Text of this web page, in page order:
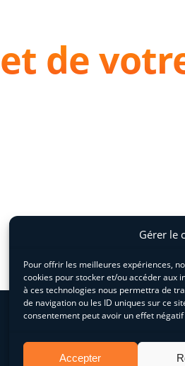
Gérer le
Pour offrir les meilleures expériences,
cookies pour stocker et/ou accéder aux
à ces technologies nous permettra de
de navigation ou les ID uniques sur ce
consentement peut avoir un effet
Accepter
et de